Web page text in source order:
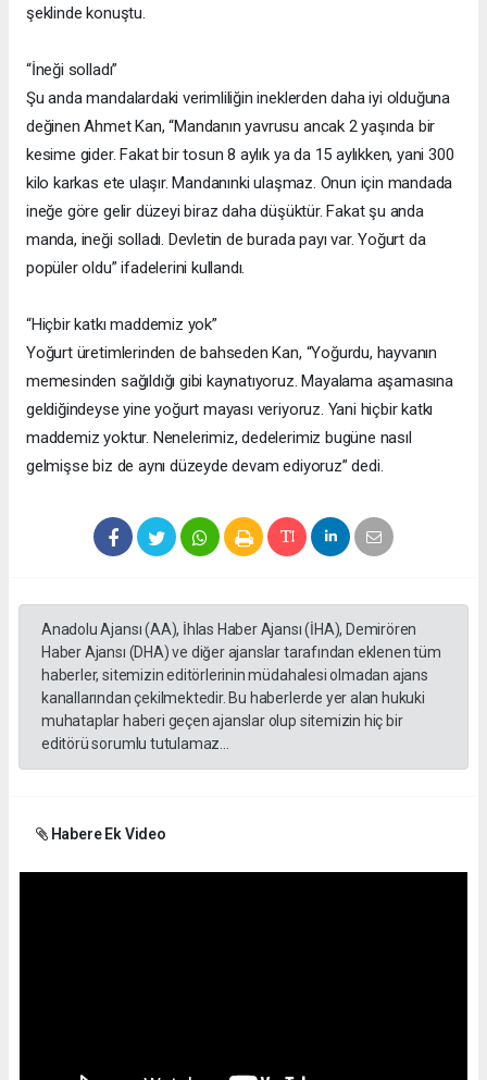
şeklinde konuştu.
“İneği solladı”
Şu anda mandalardaki verimliliğin ineklerden daha iyi olduğuna
değinen Ahmet Kan, “Mandanın yavrusu ancak 2 yaşında bir
kesime gider. Fakat bir tosun 8 aylık ya da 15 aylıkken, yani 300
kilo karkas ete ulaşır. Mandanınki ulaşmaz. Onun için mandada
ineğe göre gelir düzeyi biraz daha düşüktür. Fakat şu anda
manda, ineği solladı. Devletin de burada payı var. Yoğurt da
popüler oldu” ifadelerini kullandı.
“Hiçbir katkı maddemiz yok”
Yoğurt üretimlerinden de bahseden Kan, “Yoğurdu, hayvanın
memesinden sağıldığı gibi kaynatıyoruz. Mayalama aşamasına
geldiğindeyse yine yoğurt mayası veriyoruz. Yani hiçbir katkı
maddemiz yoktur. Nenelerimiz, dedelerimiz bugüne nasıl
gelmişse biz de aynı düzeyde devam ediyoruz” dedi.
Anadolu Ajansı (AA), İhlas Haber Ajansı (İHA), Demirören
Haber Ajansı (DHA) ve diğer ajanslar tarafından eklenen tüm
haberler, sitemizin editörlerinin müdahalesi olmadan ajans
kanallarından çekilmektedir. Bu haberlerde yer alan hukuki
muhataplar haberi geçen ajanslar olup sitemizin hiç bir
editörü sorumlu tutulamaz...
Habere Ek Video